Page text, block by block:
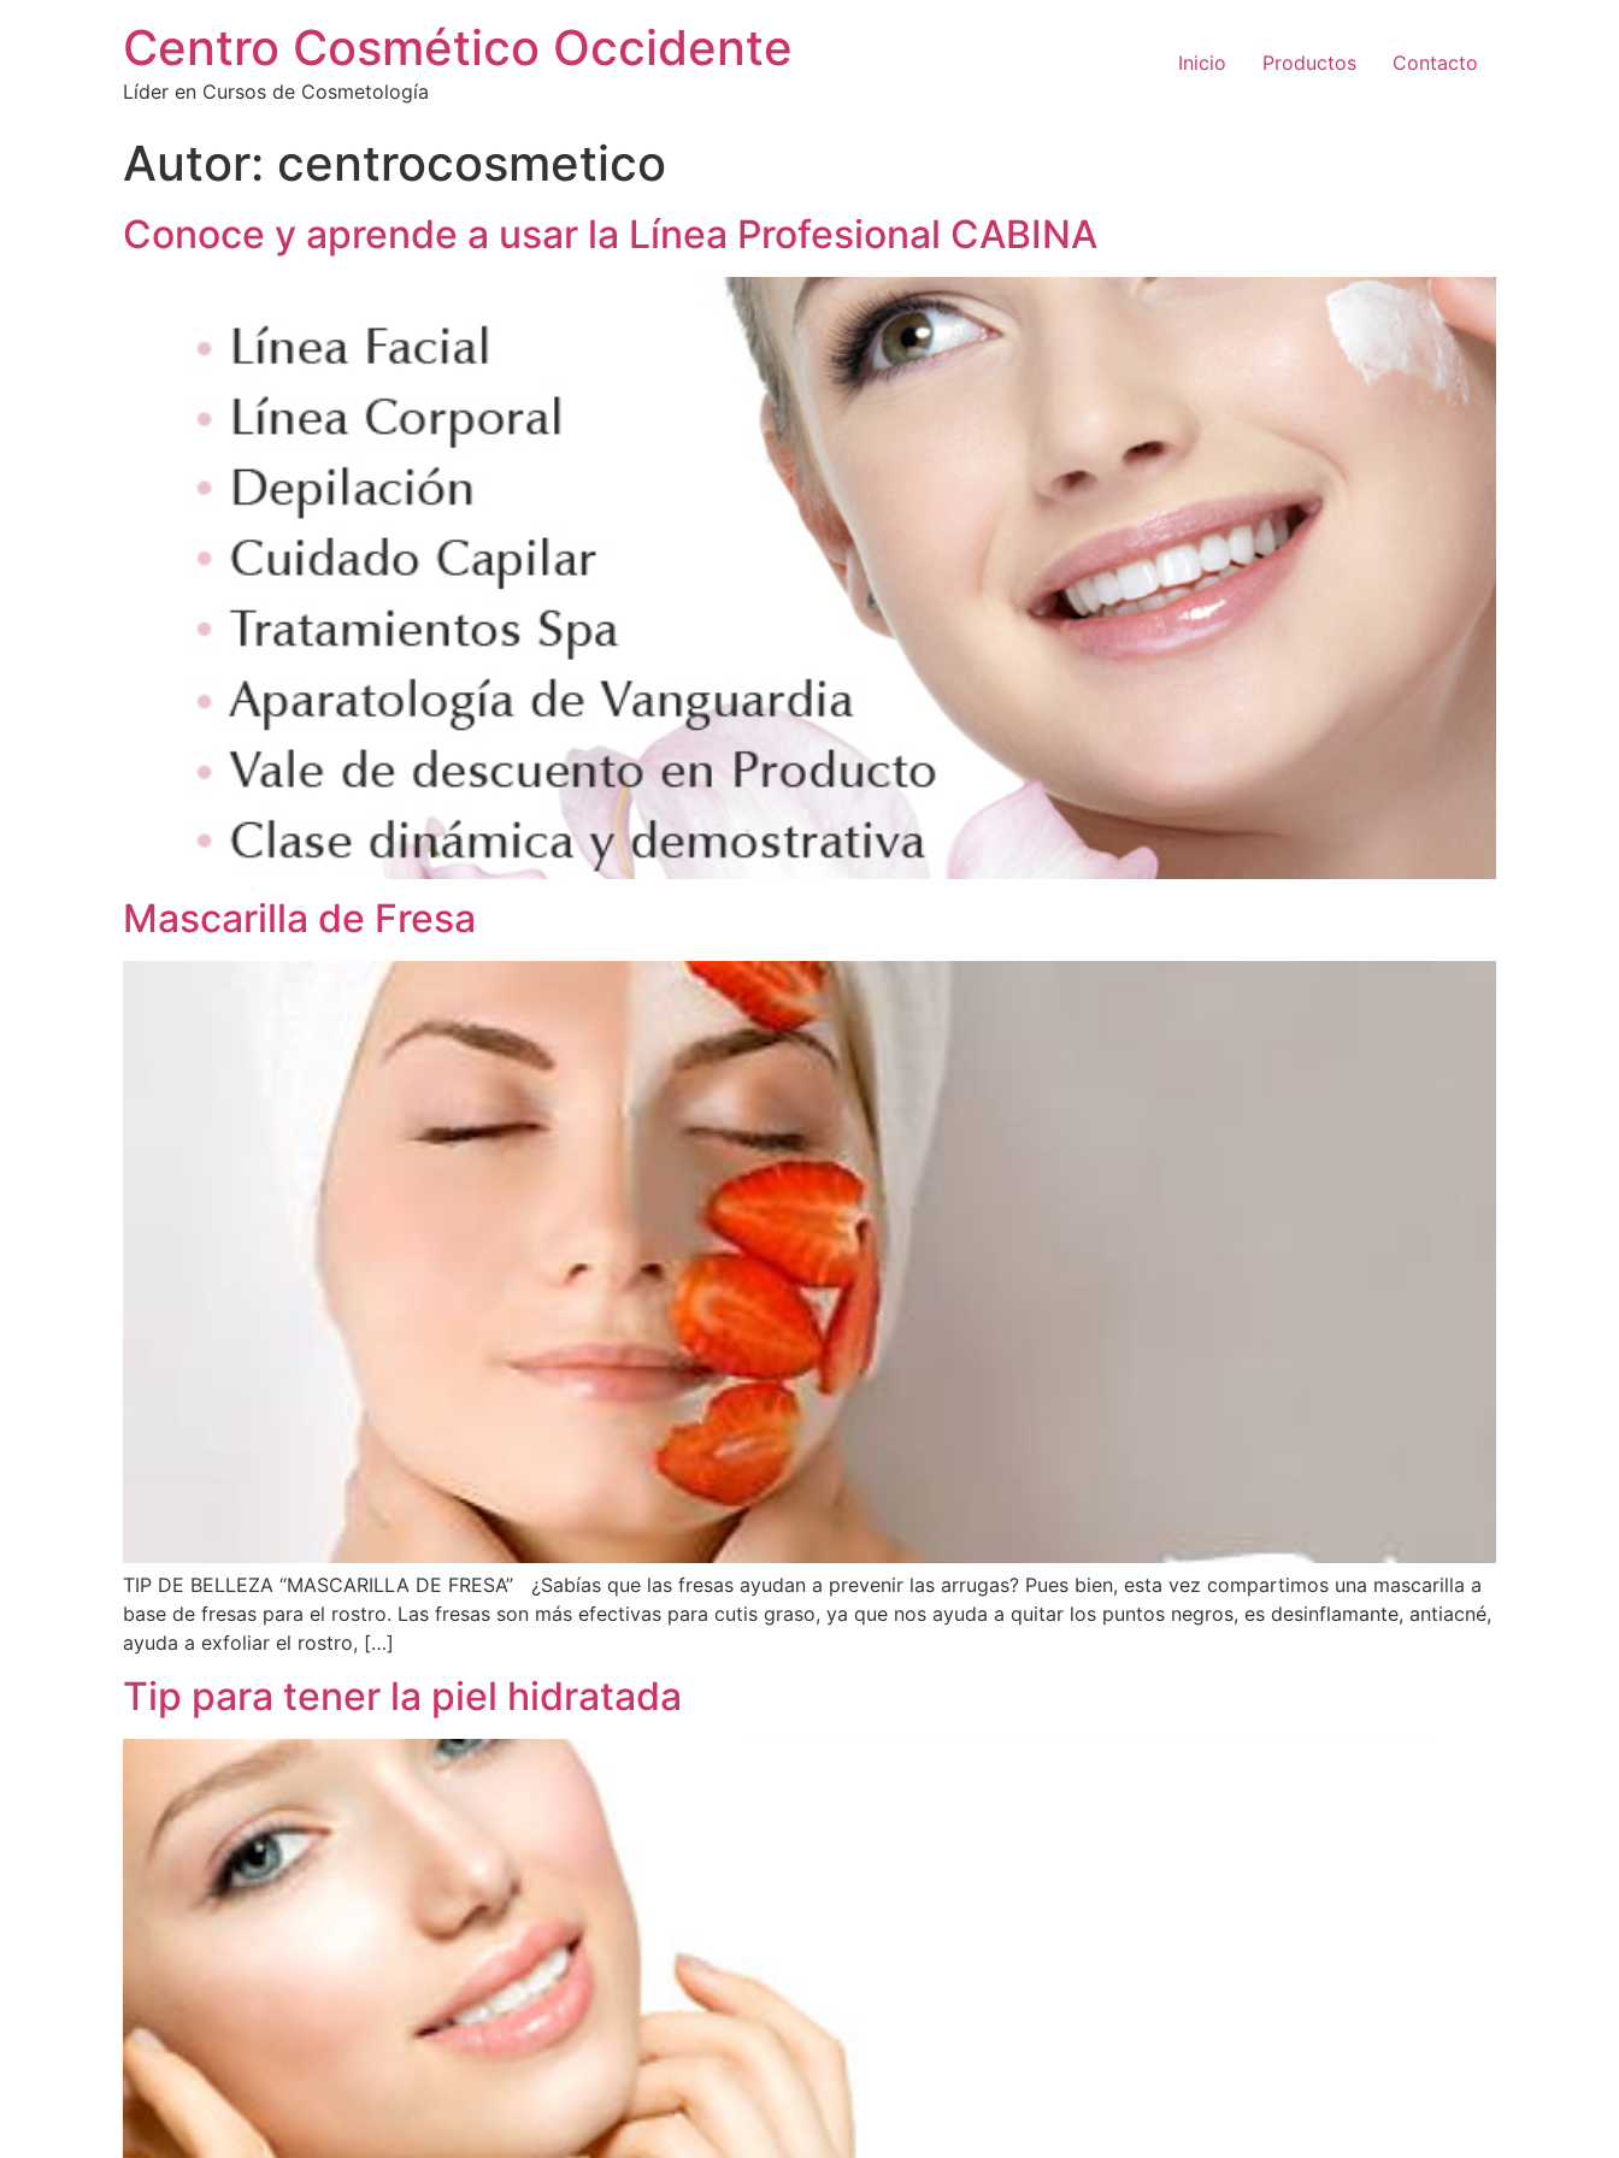
Centro Cosmético Occidente
Líder en Cursos de Cosmetología
Inicio Productos Contacto
Autor: centrocosmetico
Conoce y aprende a usar la Línea Profesional CABINA
Mascarilla de Fresa
TIP DE BELLEZA “MASCARILLA DE FRESA” ¿Sabías que las fresas ayudan a prevenir las arrugas? Pues bien, esta vez compartimos una mascarilla a
base de fresas para el rostro. Las fresas son más efectivas para cutis graso, ya que nos ayuda a quitar los puntos negros, es desinflamante, antiacné,
ayuda a exfoliar el rostro, […]
Tip para tener la piel hidratada